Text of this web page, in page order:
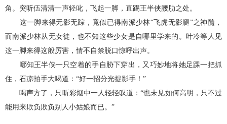
角。突听伍清清一声轻叱，飞起一脚，直踢王半侠腰肋之处。
这一脚来得无影无踪，竟似已得南派少林“飞虎无影腿”之神髓，
而南派少林从无女徒，也不知这些少女是自哪里学来的。叶冷等人见
这一脚来得这般厉害，情不自禁脱口惊呼出声。
哪知王半侠一只空着的手自胁下穿出，又巧妙地将她足踝一把抓
住，石凉拍手大喝道：“好一招分光捉影手！”
喝声方了，只听彩烟中一人轻轻叹道：“也未见如何高明，只不过
能用来欺负欺负别人小姑娘而已。”